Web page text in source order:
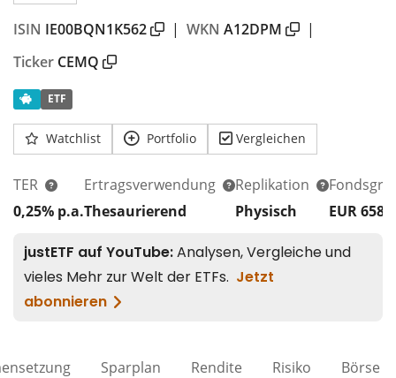
ISIN IE00BQN1K562 | WKN A12DPM
|
Ticker CEMQ
ETF
Watchlist Portfolio Vergleichen
TER
0,25% p.a.
Ertragsverwendung
Thesaurierend
Replikation
Physisch
EUR 658
Sparplan Rendite Risiko Börse